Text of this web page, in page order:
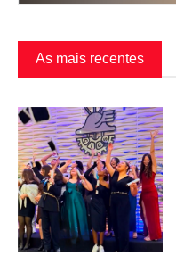
As mais recentes